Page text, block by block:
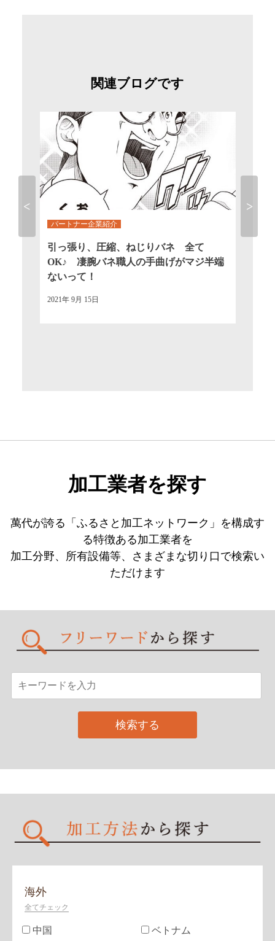
関連ブログです
Previous
パートナー企業紹介
引っ張り、圧縮、ねじりバネ 全て
OK♪ 凄腕バネ職人の手曲げがマジ半端
ないって！
2021年 9月 15日
加工業者を探す
萬代が誇る「ふるさと加工ネットワーク」を構成す
る特徴ある加工業者を
加工分野、所有設備等、さまざまな切り口で検索い
ただけます
海外
全てチェック
中国 ベトナム